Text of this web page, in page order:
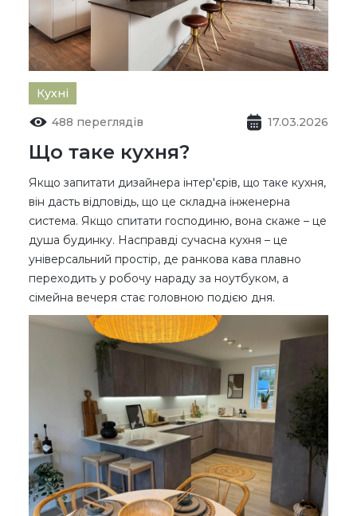
Кухні
488 переглядів
17.03.2026
Що таке кухня?
Якщо запитати дизайнера інтер'єрів, що таке кухня,
він дасть відповідь, що це складна інженерна
система. Якщо спитати господиню, вона скаже – це
душа будинку. Насправді сучасна кухня – це
універсальний простір, де ранкова кава плавно
переходить у робочу нараду за ноутбуком, а
сімейна вечеря стає головною подією дня.